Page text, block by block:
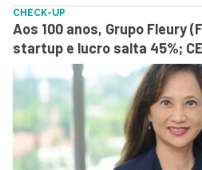
CHECK-UP
Aos 100 anos, Grupo Fleury
startup e lucro salta 45%;